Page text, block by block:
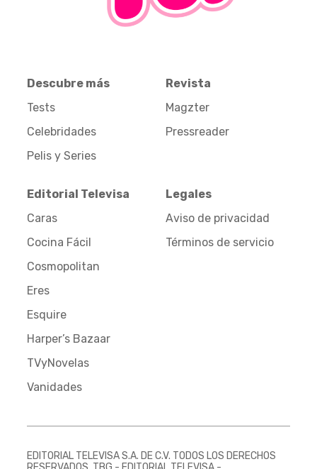
Descubre más
Tests
Celebridades
Pelis y Series
Revista
Magzter
Pressreader
Editorial Televisa
Caras
Cocina Fácil
Cosmopolitan
Eres
Esquire
Harper’s Bazaar
TVyNovelas
Vanidades
Legales
Aviso de privacidad
Términos de servicio
EDITORIAL TELEVISA S.A. DE C.V. TODOS LOS DERECHOS